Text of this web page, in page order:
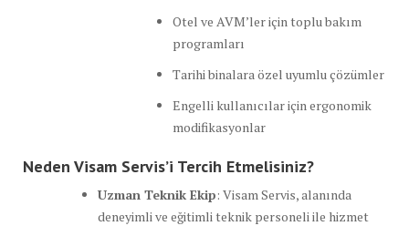
Otel ve AVM’ler için toplu bakım
programları
Tarihi binalara özel uyumlu çözümler
Engelli kullanıcılar için ergonomik
modifikasyonlar
Neden Visam Servis’i Tercih Etmelisiniz?
Uzman Teknik Ekip: Visam Servis, alanında
deneyimli ve eğitimli teknik personeli ile hizmet